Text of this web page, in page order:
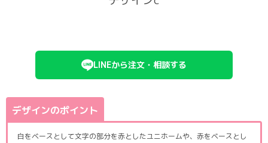
LINEから注文・相談する
デザインのポイント
白をベースとして文字の部分を赤としたユニホームや、赤をベースとし